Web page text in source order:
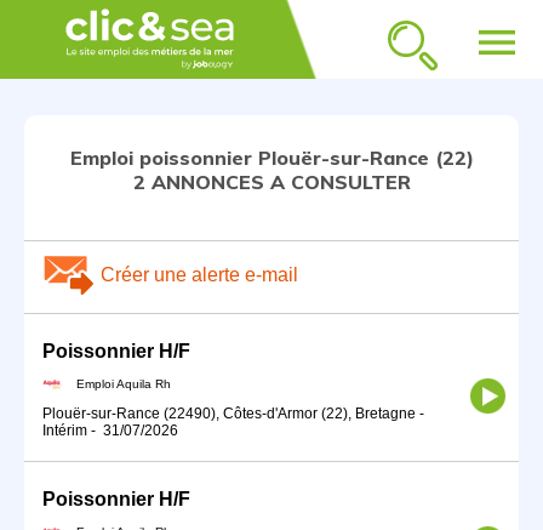
menu
Emploi poissonnier Plouër-sur-Rance (22)
2 ANNONCES A CONSULTER
Créer une alerte e-mail
Poissonnier H/F
Emploi Aquila Rh
Plouër-sur-Rance (22490), Côtes-d'Armor (22), Bretagne -
Intérim - 31/07/2026
Poissonnier H/F